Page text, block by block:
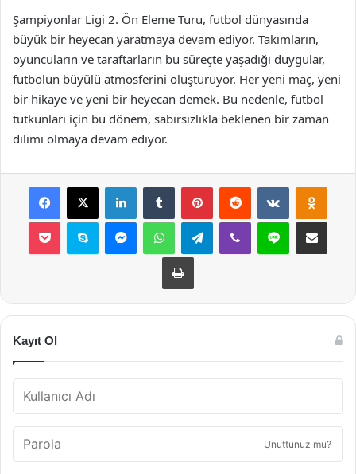
Şampiyonlar Ligi 2. Ön Eleme Turu, futbol dünyasında
büyük bir heyecan yaratmaya devam ediyor. Takımların,
oyuncuların ve taraftarların bu süreçte yaşadığı duygular,
futbolun büyülü atmosferini oluşturuyor. Her yeni maç, yeni
bir hikaye ve yeni bir heyecan demek. Bu nedenle, futbol
tutkunları için bu dönem, sabırsızlıkla beklenen bir zaman
dilimi olmaya devam ediyor.
Facebook
X LinkedInTumblr PinterestReddit VKontakte
Pocket Skype MessengerWhatsAppTelegramViber Line E-Posta ile
Yazdır
Kayıt Ol
Unuttunuz mu?